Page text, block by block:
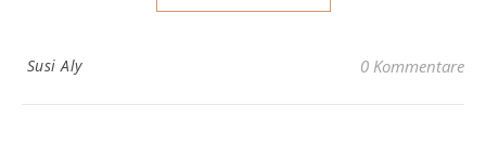
Susi Aly 0 Kommentare